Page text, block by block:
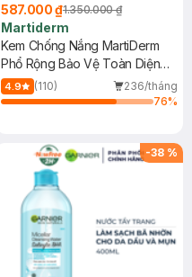
587.000 ₫1.350.000 ₫
Martiderm
Kem Chống Nắng MartiDerm
Phổ Rộng Bảo Vệ Toàn Diện
40ml
4.9 (110)
236/tháng
76%
-38 %